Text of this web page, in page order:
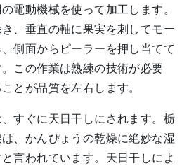
電動機械を使って加工します。
、垂直の軸に果実を刺してモー
側面からピーラーを押し当てて
この作業は熟練の技術が必要
とが品質を左右します。
すぐに天日干しにされます。栃
、かんぴょうの乾燥に絶妙な湿
言われています。天日干しによ